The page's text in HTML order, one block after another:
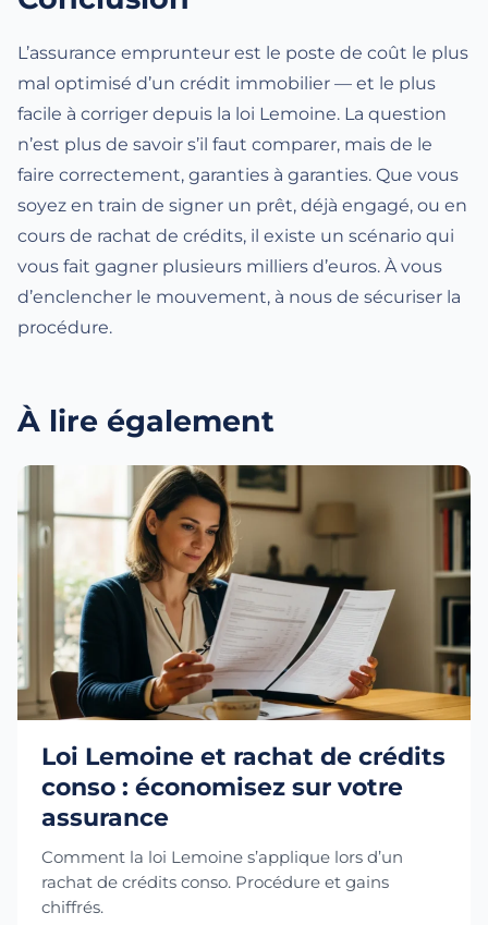
L’assurance emprunteur est le poste de coût le plus
mal optimisé d’un crédit immobilier — et le plus
facile à corriger depuis la loi Lemoine. La question
n’est plus de savoir s’il faut comparer, mais de le
faire correctement, garanties à garanties. Que vous
soyez en train de signer un prêt, déjà engagé, ou en
cours de rachat de crédits, il existe un scénario qui
vous fait gagner plusieurs milliers d’euros. À vous
d’enclencher le mouvement, à nous de sécuriser la
procédure.
À lire également
Loi Lemoine et rachat de crédits
conso : économisez sur votre
assurance
Comment la loi Lemoine s’applique lors d’un
rachat de crédits conso. Procédure et gains
chiffrés.